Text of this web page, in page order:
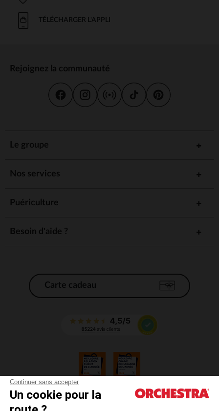
Continuer sans accepter
Un cookie pour la
TÉLÉCHARGER L'APPLI
Rejoignez la communauté
Le groupe
Nos services
Puériculture
Besoin d'aide ?
Carte cadeau